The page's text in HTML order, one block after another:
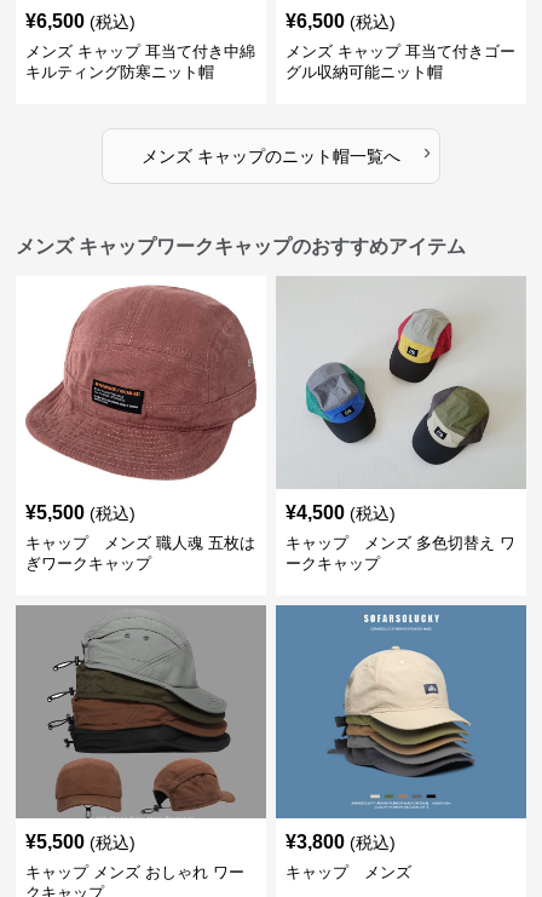
¥6,500 (税込)
メンズ キャップ 耳当て付き中綿
キルティング防寒ニット帽
¥6,500 (税込)
メンズ キャップ 耳当て付きゴー
グル収納可能ニット帽
メンズ キャップのニット帽一覧へ ›
メンズ キャップワークキャップのおすすめアイテム
¥5,500 (税込)
キャップ メンズ 職人魂 五枚は
ぎワークキャップ
¥4,500 (税込)
キャップ メンズ 多色切替え ワ
ークキャップ
¥5,500 (税込)
キャップ メンズ おしゃれ ワー
クキャップ
¥3,800 (税込)
キャップ メンズ